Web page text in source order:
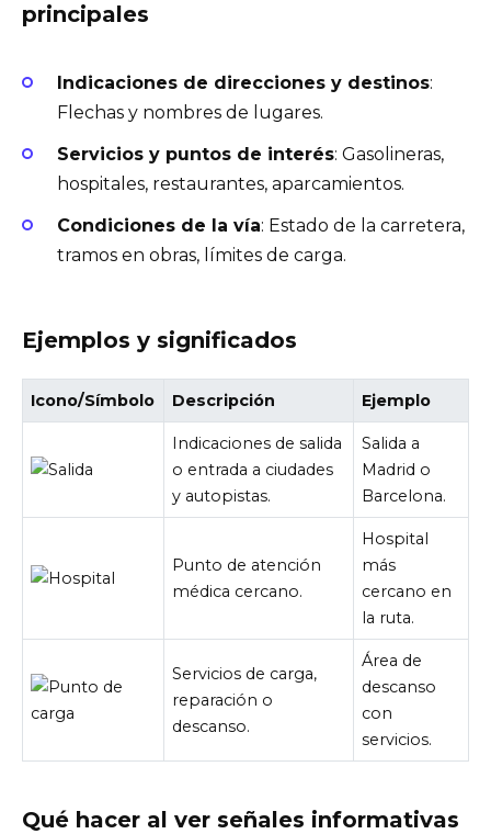
principales
Indicaciones de direcciones y destinos:
Flechas y nombres de lugares.
Servicios y puntos de interés: Gasolineras,
hospitales, restaurantes, aparcamientos.
Condiciones de la vía: Estado de la carretera,
tramos en obras, límites de carga.
Ejemplos y significados
Icono/Símbolo Descripción Ejemplo
Indicaciones de salida
o entrada a ciudades
y autopistas.
Salida a
Madrid o
Barcelona.
Punto de atención
médica cercano.
Hospital
más
cercano en
la ruta.
Servicios de carga,
reparación o
descanso.
Área de
descanso
con
servicios.
Qué hacer al ver señales informativas